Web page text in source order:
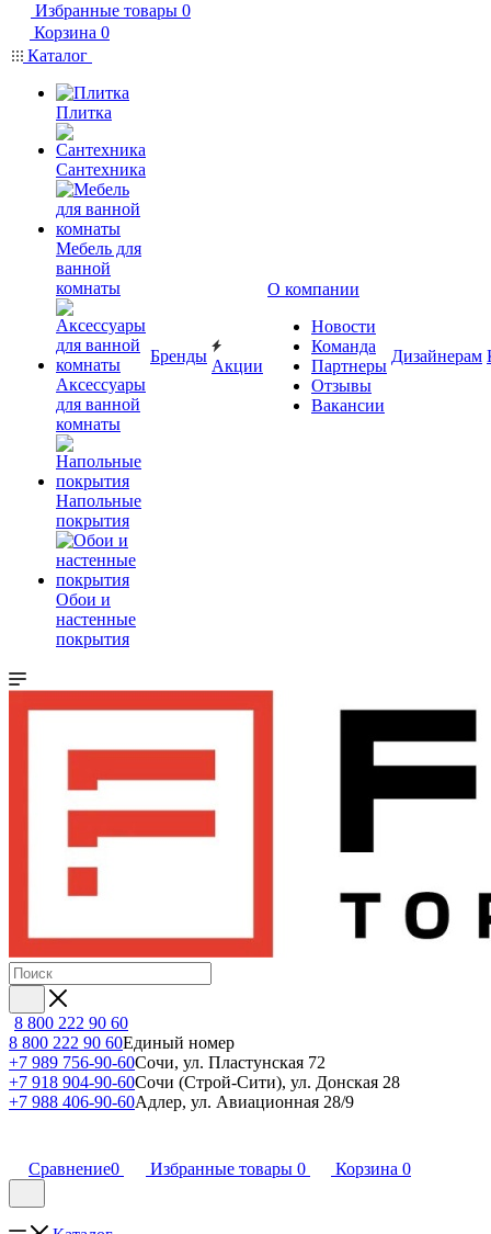
Избранные товары 0
Корзина 0
Каталог
Плитка
Сантехника
Мебель для
ванной
комнаты
Аксессуары
для ванной
комнаты
Напольные
покрытия
Обои и
настенные
покрытия
Бренды
Акции
О компании
Новости
Команда
Партнеры
Отзывы
Вакансии
Дизайнерам
8 800 222 90 60
8 800 222 90 60Единый номер
+7 989 756-90-60Сочи, ул. Пластунская 72
+7 918 904-90-60Сочи (Строй-Сити), ул. Донская 28
+7 988 406-90-60Адлер, ул. Авиационная 28/9
Сравнение0 Избранные товары 0 Корзина 0